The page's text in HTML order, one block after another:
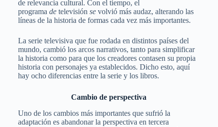
de relevancia cultural. Con el tiempo, el
programa detelevisión sevolvió más audaz, alterando las
líneas de la historia de formas cada vez más importantes.
La serie televisiva que fue rodada en distintos países del
mundo, cambió los arcos narrativos, tanto para simplificar
la historia como para que los creadores contasen su propia
historia con personajes ya establecidos. Dicho esto, aquí
hay ocho diferencias entre la serie y los libros.
Cambio de perspectiva
Uno de los cambios más importantes que sufrió la
adaptación es abandonar la perspectiva en tercera